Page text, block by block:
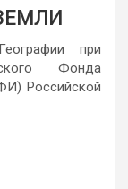
при
Фонда
Российской